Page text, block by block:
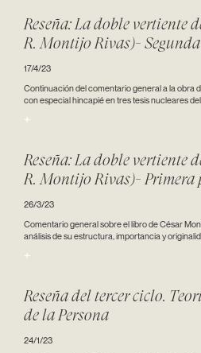
Reseña: La doble vertiente
R. Montijo Rivas)-
17/4/23
Continuación del comentario general a la obra
con especial hincapié en tres tesis nucleares del
+
Reseña: La doble vertiente
R. Montijo Rivas)- Primera
26/3/23
Comentario general sobre el libro de César
análisis de su estructura, importancia y
+
Reseña del tercer ciclo.
de la Persona
24/1/23